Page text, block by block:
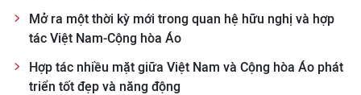
Mở ra một thời kỳ mới trong quan hệ hữu nghị và hợp
tác Việt Nam-Cộng hòa Áo
Hợp tác nhiều mặt giữa Việt Nam và Cộng hòa Áo phát
triển tốt đẹp và năng động